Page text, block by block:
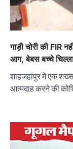
गाड़ी चोरी की FIR
आग, बेबस बच्चे
शाहजहांपुर में एक शख्स
आत्मदाह करने की